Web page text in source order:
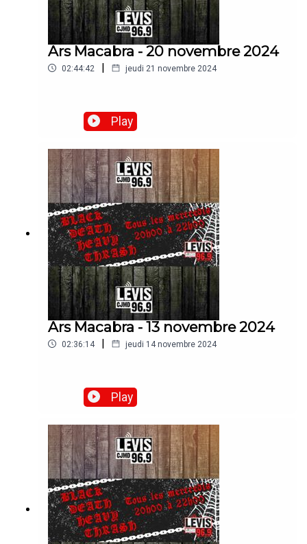
Ars Macabra - 20 novembre 2024
02:44:42 | jeudi 21 novembre 2024
Play
Ars Macabra - 13 novembre 2024
02:36:14 | jeudi 14 novembre 2024
Play